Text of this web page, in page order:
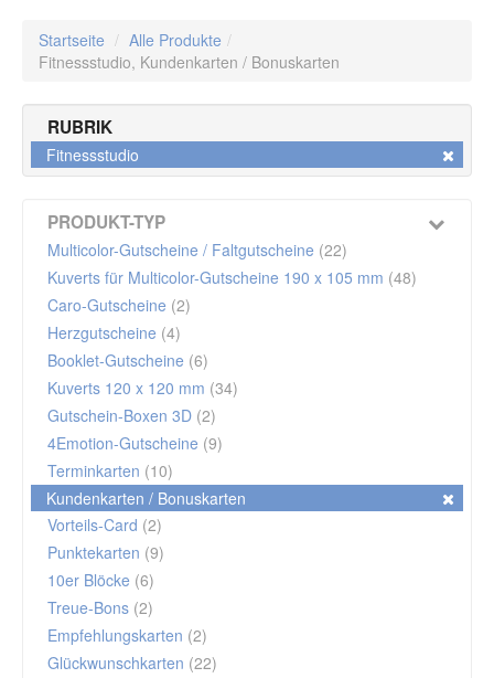
Startseite / Alle Produkte /
Fitnessstudio, Kundenkarten / Bonuskarten
RUBRIK
Fitnessstudio
PRODUKT-TYP
Multicolor-Gutscheine / Faltgutscheine (22)
Kuverts für Multicolor-Gutscheine 190 x 105 mm (48)
Caro-Gutscheine (2)
Herzgutscheine (4)
Booklet-Gutscheine (6)
Kuverts 120 x 120 mm (34)
Gutschein-Boxen 3D (2)
4Emotion-Gutscheine (9)
Terminkarten (10)
Kundenkarten / Bonuskarten
Vorteils-Card (2)
Punktekarten (9)
10er Blöcke (6)
Treue-Bons (2)
Empfehlungskarten (2)
Glückwunschkarten (22)